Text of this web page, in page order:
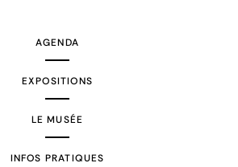
AGENDA
EXPOSITIONS
LE MUSÉE
INFOS PRATIQUES